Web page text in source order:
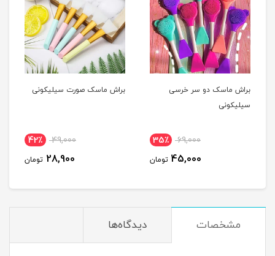
براش ماسک دو سر خرسی
سیلیکونی
69,000 35٪
45,000 تومان
براش ماسک صورت سیلیکونی
49,000 42٪
28,900 تومان
مشخصات دیدگاه‌ها